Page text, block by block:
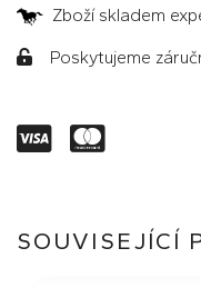
Zboží skladem
Poskytujeme
SOUVISEJÍCÍ